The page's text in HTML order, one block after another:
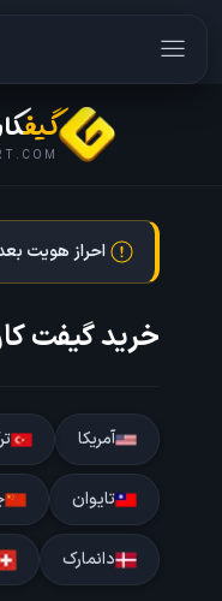
گیف
احراز هویت
خرید گیفت
آمریکا
تایوان
دانمارک